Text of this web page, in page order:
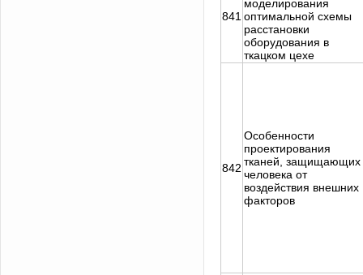
841
моделирования
оптимальной схемы
расстановки
оборудования в
ткацком цехе
842
Особенности
проектирования
тканей, защищающих
человека от
воздействия внешних
факторов